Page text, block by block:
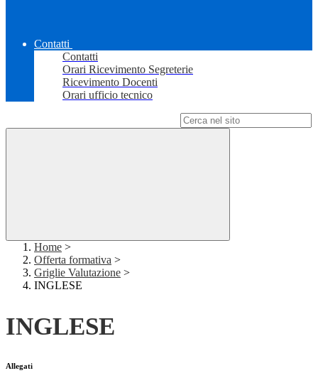
Contatti
Contatti
Orari Ricevimento Segreterie
Ricevimento Docenti
Orari ufficio tecnico
Home >
Offerta formativa >
Griglie Valutazione >
INGLESE
INGLESE
Allegati